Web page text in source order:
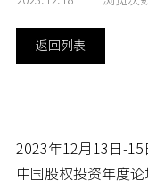
返回列表
2023年12月13日-
中国股权投资年度